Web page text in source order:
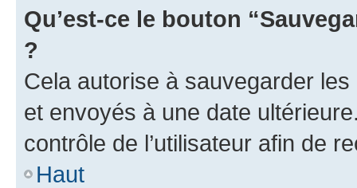
Qu’est-ce le bouton
?
Cela autorise à sauvegarder
et envoyés à une date
contrôle de l’utilisateur afin de
Haut